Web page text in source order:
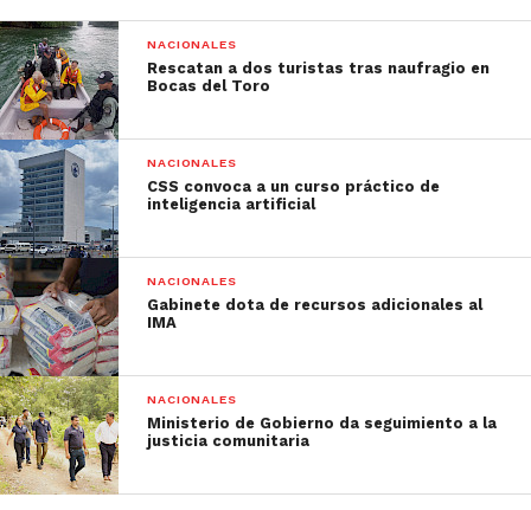
NACIONALES
Rescatan a dos turistas tras naufragio en
Bocas del Toro
NACIONALES
CSS convoca a un curso práctico de
inteligencia artificial
NACIONALES
Gabinete dota de recursos adicionales al
IMA
NACIONALES
Ministerio de Gobierno da seguimiento a la
justicia comunitaria